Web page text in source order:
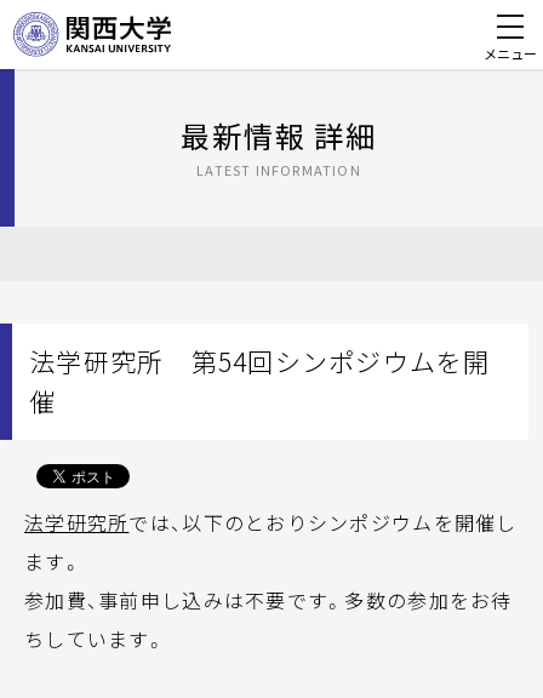
メニュー
最新情報 詳細
LATEST INFORMATION
法学研究所 第54回シンポジウムを開
催
法学研究所では、以下のとおりシンポジウムを開催し
ます。
参加費、事前申し込みは不要です。多数の参加をお待
ちしています。